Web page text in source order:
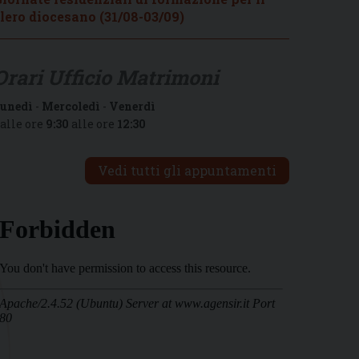
diocesano (31/08-03/09)
- Mercoledì - Venerdì
ore 9:30 alle ore 12:30
Vedi tutti gli appuntamenti